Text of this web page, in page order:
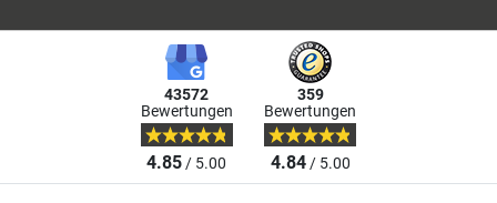
43572
Bewertungen
4.85/ 5.00
359
Bewertungen
4.84/ 5.00